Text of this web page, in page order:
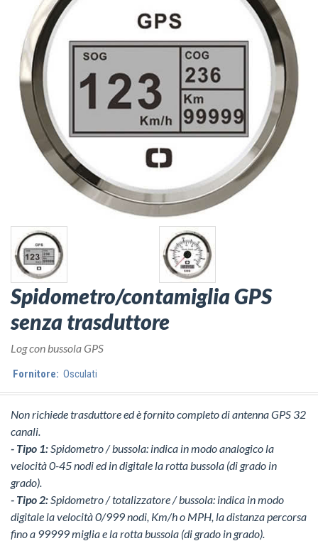
Spidometro/contamiglia GPS
senza trasduttore
Log con bussola GPS
Fornitore: Osculati
Non richiede trasduttore ed è fornito completo di antenna GPS 32
canali.
- Tipo 1: Spidometro / bussola: indica in modo analogico la
velocità 0-45 nodi ed in digitale la rotta bussola (di grado in
grado).
- Tipo 2: Spidometro / totalizzatore / bussola: indica in modo
digitale la velocità 0/999 nodi, Km/h o MPH, la distanza percorsa
fino a 99999 miglia e la rotta bussola (di grado in grado).